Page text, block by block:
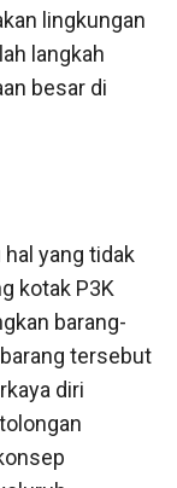
lingkungan
langkah
besar di
yang tidak
kotak P3K
barang-
tersebut
diri